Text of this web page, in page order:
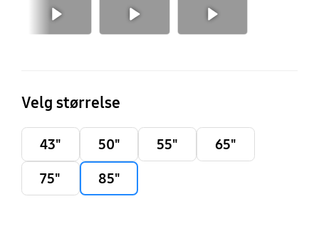
Velg størrelse
43" 50" 55"
65"
75"
85"